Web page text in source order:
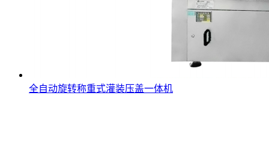
全自动旋转称重式灌装压盖一体机